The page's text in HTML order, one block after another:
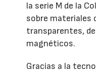
la serie M de la
sobre materiales
transparentes,
magnéticos.
Gracias a la